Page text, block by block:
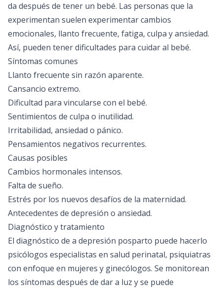
da después de tener un bebé. Las personas que la
experimentan suelen experimentar cambios
emocionales, llanto frecuente, fatiga, culpa y ansiedad.
Así, pueden tener dificultades para cuidar al bebé.
Síntomas comunes
Llanto frecuente sin razón aparente.
Cansancio extremo.
Dificultad para vincularse con el bebé.
Sentimientos de culpa o inutilidad.
Irritabilidad, ansiedad o pánico.
Pensamientos negativos recurrentes.
Causas posibles
Cambios hormonales intensos.
Falta de sueño.
Estrés por los nuevos desafíos de la maternidad.
Antecedentes de depresión o ansiedad.
Diagnóstico y tratamiento
El diagnóstico de a depresión posparto puede hacerlo
psicólogos especialistas en salud perinatal, psiquiatras
con enfoque en mujeres y ginecólogos. Se monitorean
los síntomas después de dar a luz y se puede